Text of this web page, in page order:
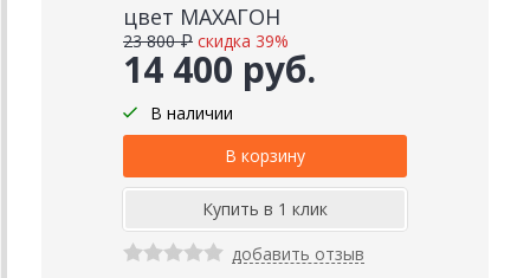
цвет МАХАГОН
14 400 руб.
23 800 ₽ скидка 39%
В наличии
добавить отзыв